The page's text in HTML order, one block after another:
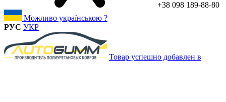
+38 098 189-88-80
Можливо українською ?
РУС УКР
Товар успешно добавлен в